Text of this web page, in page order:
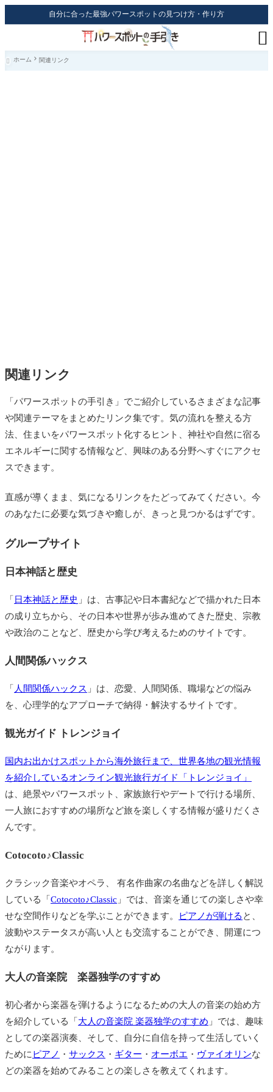
自分に合った最強パワースポットの見つけ方・作り方

 ホーム 関連リンク
関連リンク
「パワースポットの手引き」でご紹介しているさまざまな記事
や関連テーマをまとめたリンク集です。気の流れを整える方
法、住まいをパワースポット化するヒント、神社や自然に宿る
エネルギーに関する情報など、興味のある分野へすぐにアクセ
スできます。
直感が導くまま、気になるリンクをたどってみてください。今
のあなたに必要な気づきや癒しが、きっと見つかるはずです。
グループサイト
日本神話と歴史
「 日本神話と歴史 」は、古事記や日本書紀などで描かれた日本
の成り立ちから、その日本や世界が歩み進めてきた歴史、宗教
や政治のことなど、歴史から学び考えるためのサイトです。
人間関係ハックス
「 人間関係ハックス 」は、恋愛、人間関係、職場などの悩み
を、心理学的なアプローチで納得・解決するサイトです。
観光ガイド トレンジョイ
国内お出かけスポットから海外旅行まで、世界各地の観光情報
を紹介しているオンライン観光旅行ガイド「トレンジョイ」
は、絶景やパワースポット、家族旅行やデートで行ける場所、
一人旅におすすめの場所など旅を楽しくする情報が盛りだくさ
んです。
Cotocoto♪Classic
クラシック音楽やオペラ、 有名作曲家の名曲などを詳しく解説
している「 Cotocoto♪Classic 」では、音楽を通じての楽しさや幸
せな空間作りなどを学ぶことができます。
ピアノが弾ける と、
波動やステータスが高い人とも交流することができ、開運につ
ながります。
大人の音楽院 楽器独学のすすめ
初心者から楽器を弾けるようになるための大人の音楽の始め方
を紹介している「 大人の音楽院 楽器独学のすすめ 」では、趣味
としての楽器演奏、そして、自分に自信を持って生活していく
ために ピアノ ・ サックス ・ ギター ・ オーボエ ・ ヴァイオリンな
どの楽器を始めてみることの楽しさを教えてくれます。